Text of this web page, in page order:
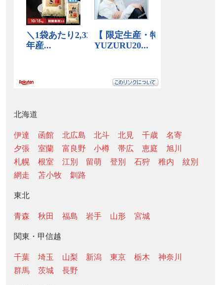
北海道
伊達 函館 北広島 北斗 北見 千歳
名寄
夕張
室蘭 富良野 小樽 帯広 恵庭
旭川
札幌
根室 江別 留萌 登別 石狩 稚内
紋別
網走
苫小牧 釧路
東北
青森 秋田 福島 岩手 山形 宮城
関東・甲信越
千葉 埼玉 山梨 新潟 東京 栃木
神奈川
群馬
茨城 長野